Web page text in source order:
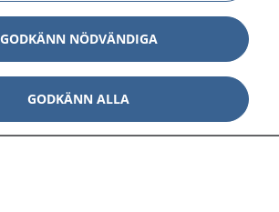
Show
Show
GODKÄNN NÖDVÄNDIGA
GODKÄNN ALLA